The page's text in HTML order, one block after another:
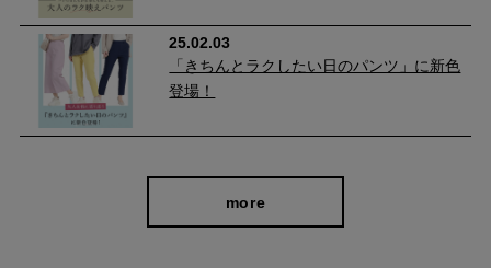
25.02.03
「きちんとラクしたい日のパンツ」に新色
登場！
more